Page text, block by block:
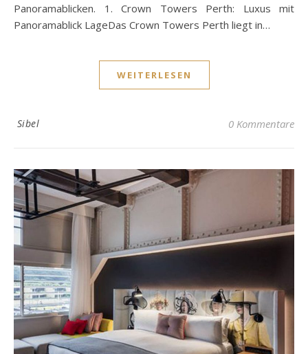
Panoramablicken. 1. Crown Towers Perth: Luxus mit
Panoramablick LageDas Crown Towers Perth liegt in…
WEITERLESEN
Sibel 0 Kommentare